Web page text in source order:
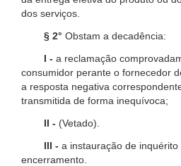
dos serviços.
§ 2° Obstam a decadência:
I - a reclamação
consumidor perante o fornecedor
a resposta negativa
transmitida de forma inequívoca;
II - (Vetado).
III - a instauração de inquérito
encerramento.